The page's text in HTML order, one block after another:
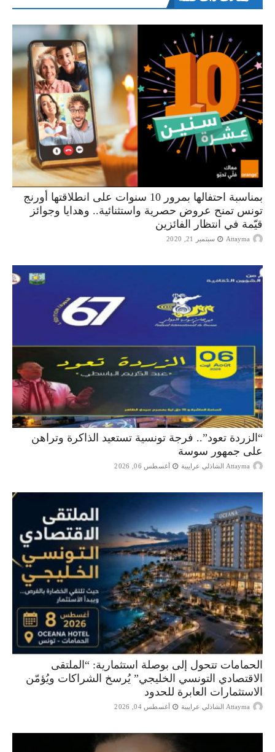
بمناسبة احتفالها بمرور 10 سنوات على انطلاقتها أورنج
تونس تمنح عروض حصرية واستثنائية.. وهدايا وجوائز
قيّمة في انتظار الفائزين
Attayma سبتمبر 21, 2020
“الزردة تعود”.. فرجة تونسية تستعيد الذاكرة وتراهن
على جمهور سوسة
Attayma الشاذلي عرايبية أغسطس 06, 2026
الحمامات تتحول إلى بوصلة استثمارية: “الملتقى
الاقتصادي التونسي الخليجي” يُرسخ الشراكات ويُؤمّن
الاستثمارات العابرة للحدود
Attayma الشاذلي عرايبية أغسطس 04, 2026